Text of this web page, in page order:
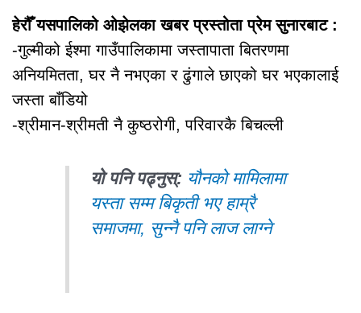
हेरौँ यसपालिको ओझेलका खबर प्रस्तोता प्रेम सुनारबाट :
-गुल्मीको ईश्मा गाउँपालिकामा जस्तापाता बितरणमा
अनियमितता, घर नै नभएका र ढुंगाले छाएको घर भएकालाई
जस्ता बाँडियो
-श्रीमान-श्रीमती नै कुष्ठरोगी, परिवारकै बिचल्ली
यो पनि पढ्नुस्: यौनको मामिलामा
यस्ता सम्म बिकृती भए हाम्रै
समाजमा, सुन्नै पनि लाज लाग्ने